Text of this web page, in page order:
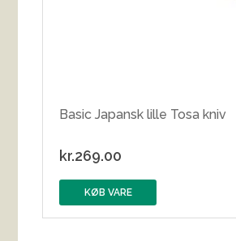
Basic Japansk lille Tosa kniv
kr.269.00
KØB VARE